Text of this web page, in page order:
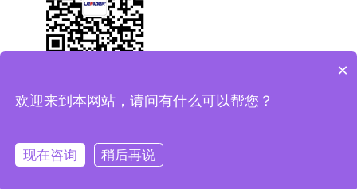
Copyright © 2025 利菲尔特（商标：菲瑞达） 版权所有
号：豫ICP备11005909号-11
×
欢迎来到本网站，请问有什么可以帮您？
现在咨询 稍后再说